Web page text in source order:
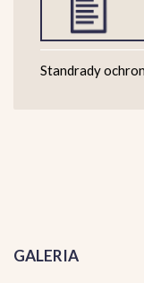
Standrady
GALERIA